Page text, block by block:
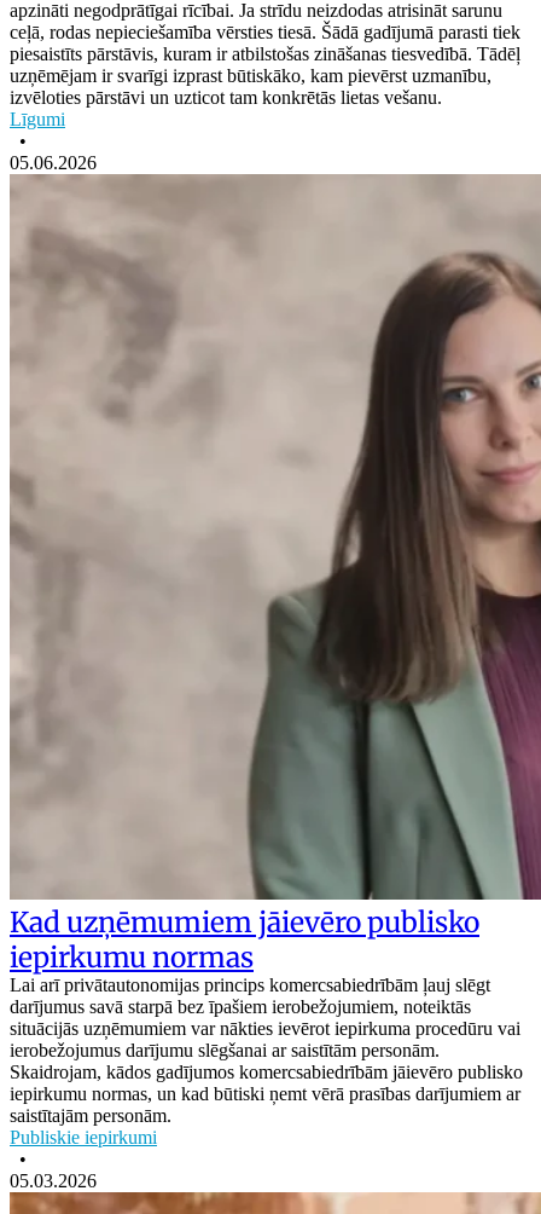
apzināti negodprātīgai rīcībai. Ja strīdu neizdodas atrisināt sarunu
ceļā, rodas nepieciešamība vērsties tiesā. Šādā gadījumā parasti tiek
piesaistīts pārstāvis, kuram ir atbilstošas zināšanas tiesvedībā. Tādēļ
uzņēmējam ir svarīgi izprast būtiskāko, kam pievērst uzmanību,
izvēloties pārstāvi un uzticot tam konkrētās lietas vešanu.
Līgumi
•
05.06.2026
Kad uzņēmumiem jāievēro publisko
iepirkumu normas
Lai arī privātautonomijas princips komercsabiedrībām ļauj slēgt
darījumus savā starpā bez īpašiem ierobežojumiem, noteiktās
situācijās uzņēmumiem var nākties ievērot iepirkuma procedūru vai
ierobežojumus darījumu slēgšanai ar saistītām personām.
Skaidrojam, kādos gadījumos komercsabiedrībām jāievēro publisko
iepirkumu normas, un kad būtiski ņemt vērā prasības darījumiem ar
saistītajām personām.
Publiskie iepirkumi
•
05.03.2026